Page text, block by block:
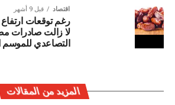
اقتصاد قبل 9 أشهر
رغم توقعات ارتفاع
لا زالت صادرات
التصاعدي للموسم
المزيد من المقالات